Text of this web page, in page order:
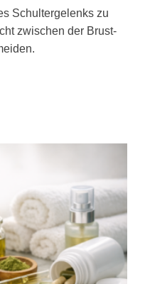
Schultergelenks zu
zwischen der Brust-